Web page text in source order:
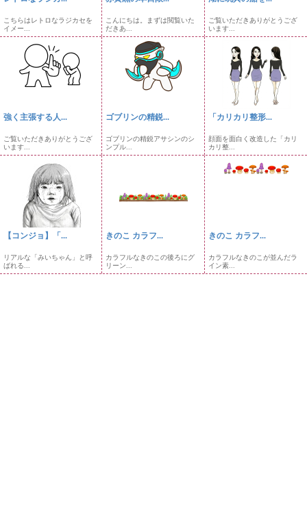
こちらはレトロなラジカセを
イメー...
こんにちは。まずは閲覧いた
だきあ...
ご覧いただきありがとうござ
います...
強く主張する人...
ご覧いただきありがとうござ
います...
ゴブリンの精鋭...
ゴブリンの精鋭アサシンのシ
ンプル...
「カリカリ整形...
顔面を面白く改造した「カリ
カリ整...
【コンジョ】「...
リアルな「みいちゃん」と呼
ばれる...
きのこ カラフ...
カラフルなきのこの後ろにグ
リーン...
きのこ カラフ...
カラフルなきのこが並んだラ
イン素...